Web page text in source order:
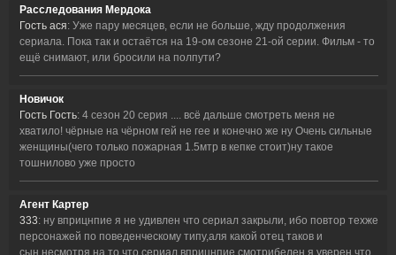
Расследования Мердока
Гость ася: Уже пару месяцев, если не больше, жду продолжения
сериала. Пока так и остаётся на 19-ом сезоне 21-ой серии. Фильм - то
ещё снимают, или бросили на полпути?
Новичок
Гость Гость: 4 сезон 20 серия .... всё дальше смотреть меня не
хватило! чёрные на чёрном гей не гее и конечно же ну Очень сильные
женщины(чего только пожарная 1.5мтр в кепке стоит)ну такое
тошнилово уже просто
Агент Картер
333: ну вприцнпие я не удивлен что сериал закрыли, ибо повтор техже
персонажей по поведенческому типу,аля какой отец таков и
сын,несмотря на то что сериал вприцнпие смотрибелен я уверен что